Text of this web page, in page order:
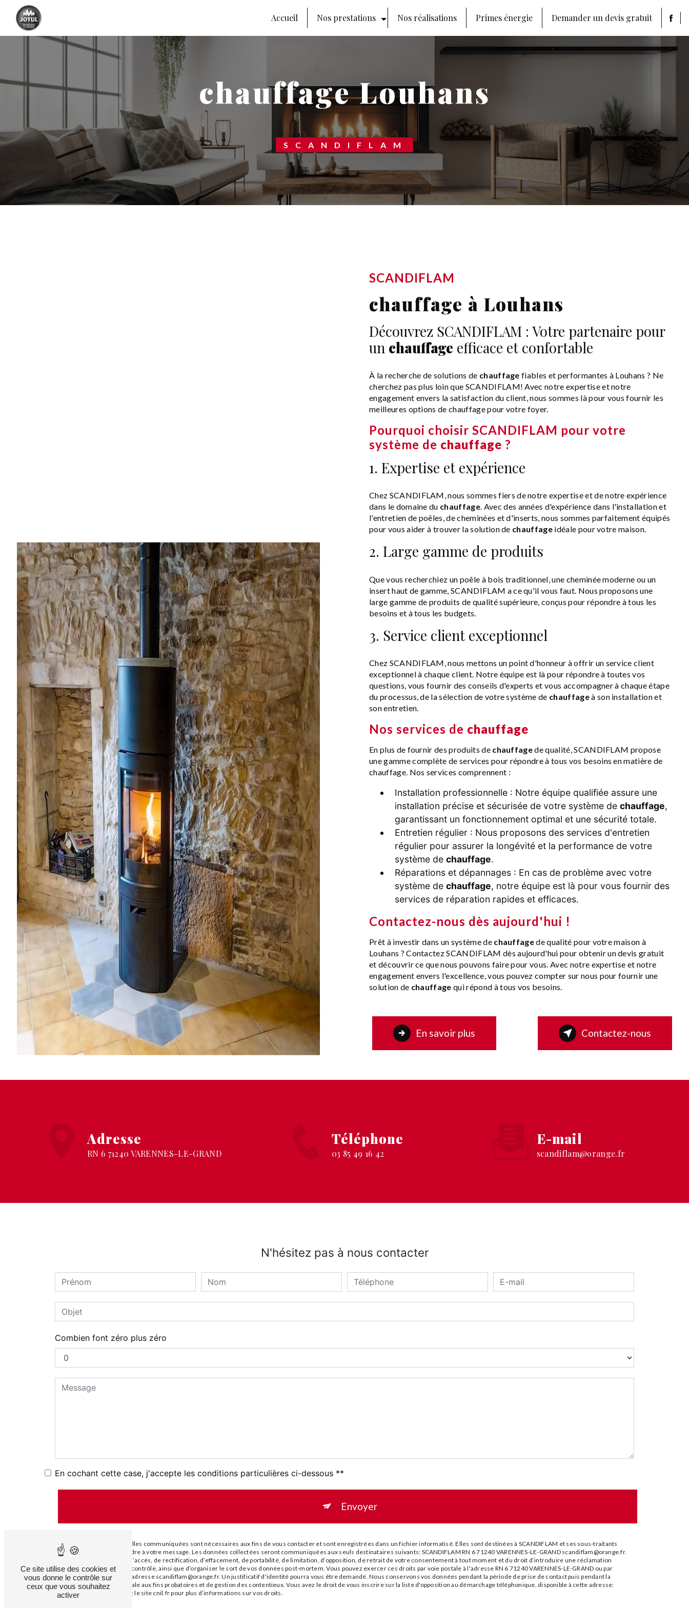
Accueil Nos prestations Nos réalisations Primes énergie Demander un devis gratuit
chauffage Louhans
SCANDIFLAM
SCANDIFLAM
chauffage à Louhans
Découvrez SCANDIFLAM : Votre partenaire pour
un chauffage efficace et confortable
À la recherche de solutions de chauffage fiables et performantes à Louhans ? Ne
cherchez pas plus loin que SCANDIFLAM! Avec notre expertise et notre
engagement envers la satisfaction du client, nous sommes là pour vous fournir les
meilleures options de chauffage pour votre foyer.
Pourquoi choisir SCANDIFLAM pour votre
système de chauffage ?
1. Expertise et expérience
Chez SCANDIFLAM, nous sommes fiers de notre expertise et de notre expérience
dans le domaine du chauffage. Avec des années d'expérience dans l'installation et
l'entretien de poêles, de cheminées et d'inserts, nous sommes parfaitement équipés
pour vous aider à trouver la solution de chauffage idéale pour votre maison.
2. Large gamme de produits
Que vous recherchiez un poêle à bois traditionnel, une cheminée moderne ou un
insert haut de gamme, SCANDIFLAM a ce qu'il vous faut. Nous proposons une
large gamme de produits de qualité supérieure, conçus pour répondre à tous les
besoins et à tous les budgets.
3. Service client exceptionnel
Chez SCANDIFLAM, nous mettons un point d'honneur à offrir un service client
exceptionnel à chaque client. Notre équipe est là pour répondre à toutes vos
questions, vous fournir des conseils d'experts et vous accompagner à chaque étape
du processus, de la sélection de votre système de chauffageà son installation et
son entretien.
Nos services de chauffage
En plus de fournir des produits de chauffagede qualité, SCANDIFLAM propose
une gamme complète de services pour répondre à tous vos besoins en matière de
chauffage. Nos services comprennent :
Installation professionnelle : Notre équipe qualifiée assure une
installation précise et sécurisée de votre système de chauffage,
garantissant un fonctionnement optimal et une sécurité totale.
Entretien régulier : Nous proposons des services d'entretien
régulier pour assurer la longévité et la performance de votre
système de chauffage.
Réparations et dépannages : En cas de problème avec votre
système de chauffage, notre équipe est là pour vous fournir des
services de réparation rapides et efficaces.
Contactez-nous dès aujourd'hui !
Prêt à investir dans un système de chauffagede qualité pour votre maison à
Louhans ? Contactez SCANDIFLAM dès aujourd'hui pour obtenir un devis gratuit
et découvrir ce que nous pouvons faire pour vous. Avec notre expertise et notre
engagement envers l'excellence, vous pouvez compter sur nous pour fournir une
solution de chauffage qui répond à tous vos besoins.
En savoir plus Contactez-nous
Adresse
RN 6 71240 VARENNES-LE-GRAND
Téléphone
03 85 49 16 42
E-mail
scandiflam@orange.fr
N'hésitez pas à nous contacter
Combien font zéro plus zéro
En cochant cette case, j'accepte les conditions particulières ci-dessous **
Envoyer
** Les données personnelles communiquées sont nécessaires aux fins de vous contacter et sont enregistrées dans un fichier informatisé. Elles sont destinées à SCANDIFLAM et ses sous-traitants
dans le seul but de répondre à votre message. Les données collectées seront communiquées aux seuls destinataires suivants: SCANDIFLAM RN 6 71240 VARENNES-LE-GRAND scandiflam@orange.fr.
Vous disposez de droits d’accès, de rectification, d’effacement, de portabilité, de limitation, d’opposition, de retrait de votre consentement à tout moment et du droit d’introduire une réclamation
auprès d’une autorité de contrôle, ainsi que d’organiser le sort de vos données post-mortem. Vous pouvez exercer ces droits par voie postale à l'adresse RN 6 71240 VARENNES-LE-GRAND ou par
courrier électronique à l'adresse scandiflam@orange.fr. Un justificatif d'identité pourra vous être demandé. Nous conservons vos données pendant la période de prise de contact puis pendant la
durée de prescription légale aux fins probatoires et de gestion des contentieux. Vous avez le droit de vous inscrire sur la liste d'opposition au démarchage téléphonique, disponible à cette adresse:
Bloctel.gouv.fr
. Consultez le site cnil.fr pour plus d’informations sur vos droits.
Panneau de gestion des cookies
Ce site utilise des cookies et
vous donne le contrôle sur
ceux que vous souhaitez
activer